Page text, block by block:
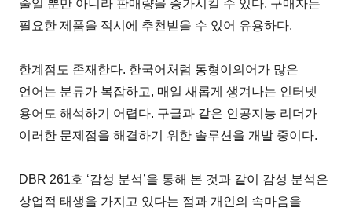
줄일 뿐만 아니라 판매량을 증가시킬 수 있다. 구매자는
필요한 제품을 적시에 추천받을 수 있어 유용하다.
한계점도 존재한다. 한국어처럼 동형이의어가 많은
언어는 분류가 복잡하고, 매일 새롭게 생겨나는 인터넷
용어도 해석하기 어렵다. 구글과 같은 인공지능 리더가
이러한 문제점을 해결하기 위한 솔루션을 개발 중이다.
DBR 261호 ‘감성 분석’을 통해 본 것과 같이 감성 분석은
상업적 태생을 가지고 있다는 점과 개인의 속마음을